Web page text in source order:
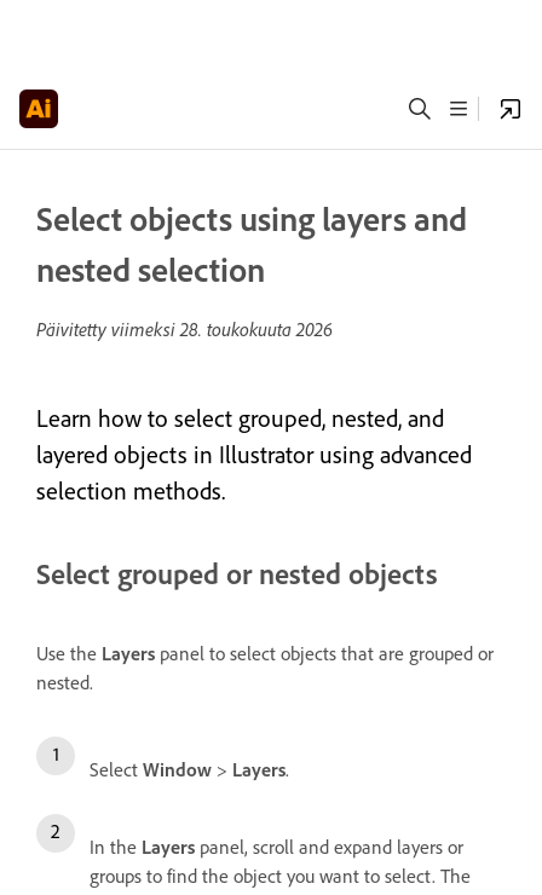
Select objects using layers and
nested selection
Päivitetty viimeksi28. toukokuuta 2026
Learn how to select grouped, nested, and
layered objects in Illustrator using advanced
selection methods.
Select grouped or nested objects
Use the Layers panel to select objects that are grouped or
nested.
Select Window > Layers.
In the Layers panel, scroll and expand layers or
groups to find the object you want to select. The